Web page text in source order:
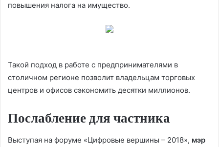
повышения налога на имущество.
Такой подход в работе с предпринимателями в
столичном регионе позволит владельцам торговых
центров и офисов ­сэкономить десятки миллионов.
Послабление для частника
Выступая на форуме «Цифровые вершины – 2018», мэр